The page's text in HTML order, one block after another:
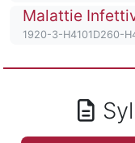
Titolo del corso
Malattie
Codice identificativo
1920-3-H4101D260-